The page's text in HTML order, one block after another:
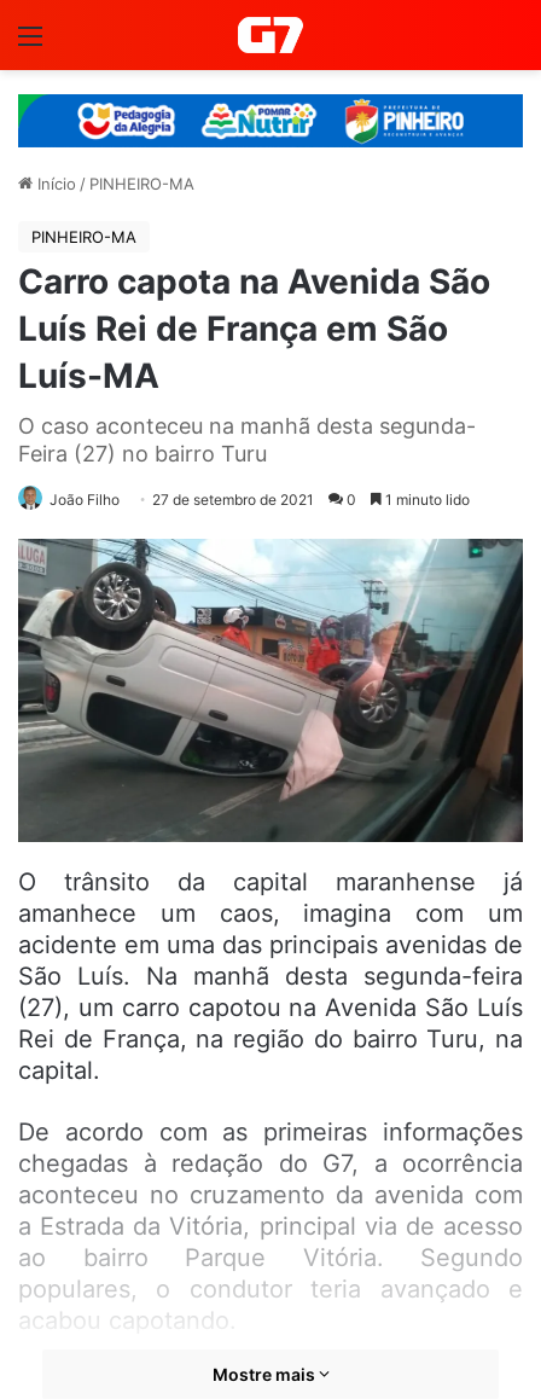
Início / PINHEIRO-MA
PINHEIRO-MA
Carro capota na Avenida São
Luís Rei de França em São
Luís-MA
O caso aconteceu na manhã desta segunda-
Feira (27) no bairro Turu
João Filho 27 de setembro de 2021 0 1 minuto lido
O trânsito da capital maranhense já
amanhece um caos, imagina com um
acidente em uma das principais avenidas de
São Luís. Na manhã desta segunda-feira
(27), um carro capotou na Avenida São Luís
Rei de França, na região do bairro Turu, na
capital.
De acordo com as primeiras informações
chegadas à redação do G7, a ocorrência
aconteceu no cruzamento da avenida com
a Estrada da Vitória, principal via de acesso
ao bairro Parque Vitória. Segundo
populares, o condutor teria avançado e
acabou capotando.
O trânsito ficou lento no local, causando
Mostre mais